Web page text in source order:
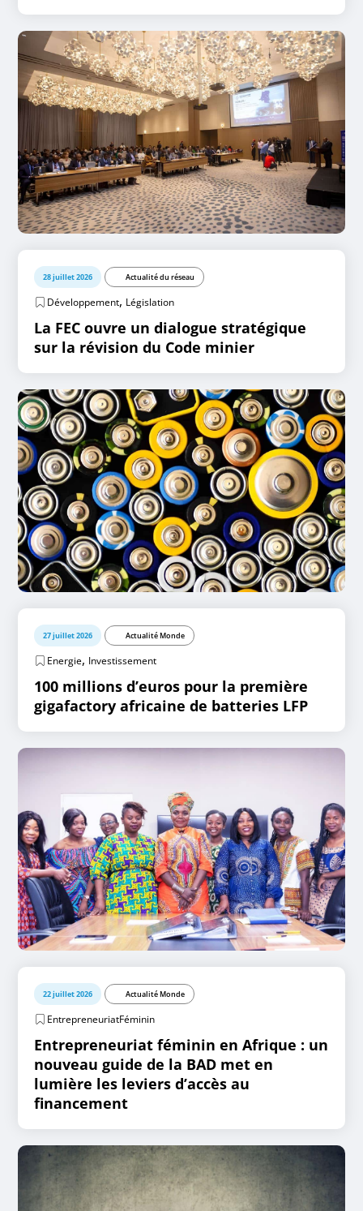
28 juillet 2026 Actualité du réseau
Développement, Législation
La FEC ouvre un dialogue stratégique
sur la révision du Code minier
27 juillet 2026 Actualité Monde
Energie, Investissement
100 millions d’euros pour la première
gigafactory africaine de batteries LFP
22 juillet 2026 Actualité Monde
EntrepreneuriatFéminin
Entrepreneuriat féminin en Afrique : un
nouveau guide de la BAD met en
lumière les leviers d’accès au
financement